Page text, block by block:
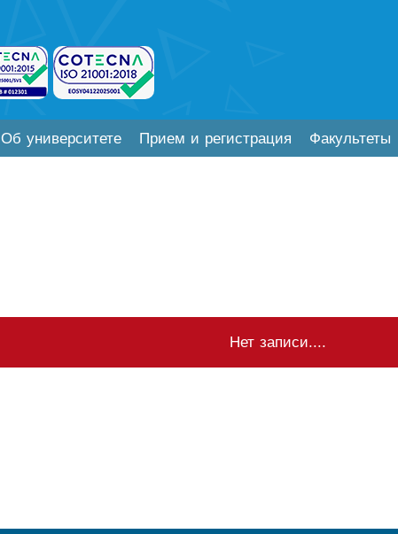
Об университете Прием и регистрация Факультеты
Нет записи....